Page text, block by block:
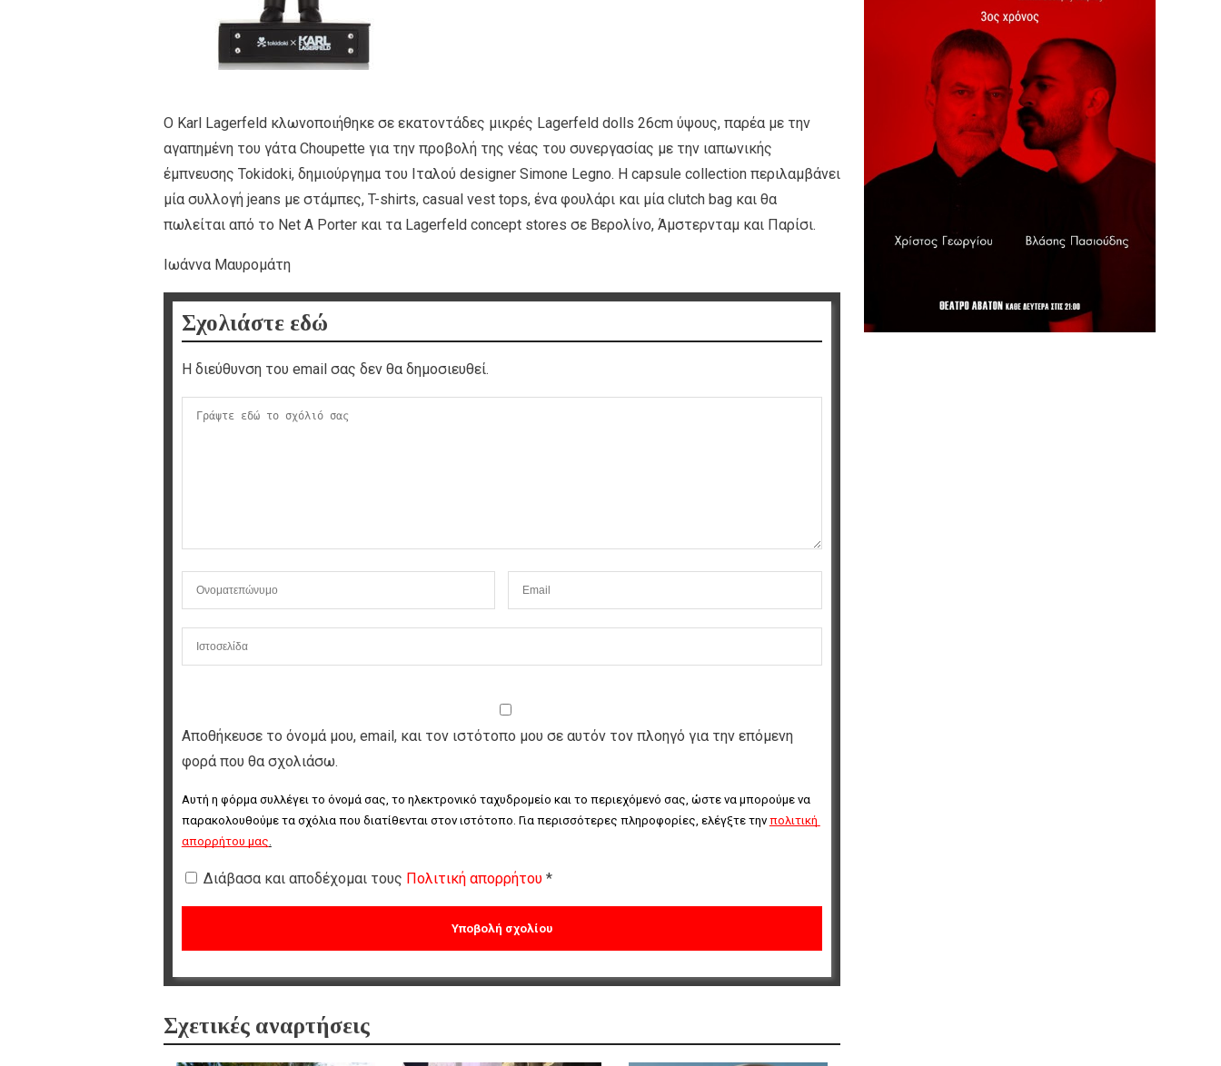
O Karl Lagerfeld κλωνοποιήθηκε σε εκατοντάδες μικρές Lagerfeld dolls 26cm ύψους, παρέα με την
αγαπημένη του γάτα Choupette για την προβολή της νέας του συνεργασίας με την ιαπωνικής
έμπνευσης Τοkidoki, δημιούργημα του Ιταλού designer Simone Legno. Η capsule collection περιλαμβάνει
μία συλλογή jeans με στάμπες, T-shirts, casual vest tops, ένα φουλάρι και μία clutch bag και θα
πωλείται από το Net A Porter και τα Lagerfeld concept stores σε Βερολίνο, Άμστερνταμ και Παρίσι.
Ιωάννα Μαυρομάτη
Σχολιάστε εδώ
Η διεύθυνση του email σας δεν θα δημοσιευθεί.
Αποθήκευσε το όνομά μου, email, και τον ιστότοπο μου σε αυτόν τον πλοηγό για την επόμενη
φορά που θα σχολιάσω.
Αυτή η φόρμα συλλέγει το όνομά σας, το ηλεκτρονικό ταχυδρομείο και το περιεχόμενό σας, ώστε να μπορούμε να
παρακολουθούμε τα σχόλια που διατίθενται στον ιστότοπο. Για περισσότερες πληροφορίες, ελέγξτε την πολιτική
απορρήτου μας.
Διάβασα και αποδέχομαι τους Πολιτική απορρήτου *
Σχετικές αναρτήσεις